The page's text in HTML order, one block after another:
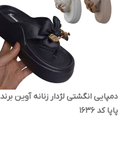
دمپایی انگشتی لژدار زنانه آوین برند
پاپا کد 1636